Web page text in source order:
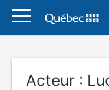
Acteur :